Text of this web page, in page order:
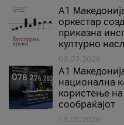
А1
оркестар
приказна
културно
03.07.2026
A1
национална
користење на
сообраќајот
18.05.2026